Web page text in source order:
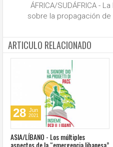
ÁFRICA/SUDÁFRICA -
sobre la propagación de
ARTICULO RELACIONADO
28 Jun
2021
ASIA/LÍBANO - Los múltiples
aspectos de la “emergencia libanesa”